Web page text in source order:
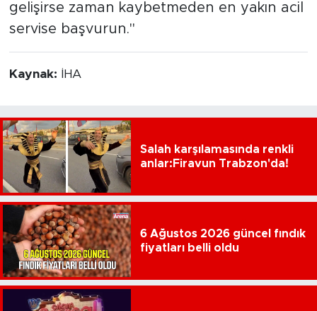
gelişirse zaman kaybetmeden en yakın acil
servise başvurun."
Kaynak: İHA
Salah karşılamasında renkli
anlar:Firavun Trabzon'da!
6 Ağustos 2026 güncel fındık
fiyatları belli oldu